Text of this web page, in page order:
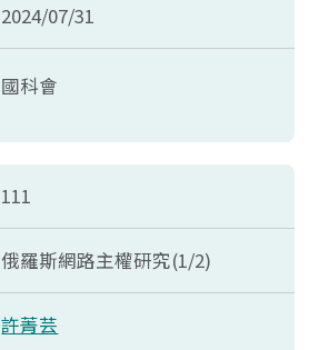
2024/07/31
國科會
111
俄羅斯網路主權研究(1/2)
許菁芸